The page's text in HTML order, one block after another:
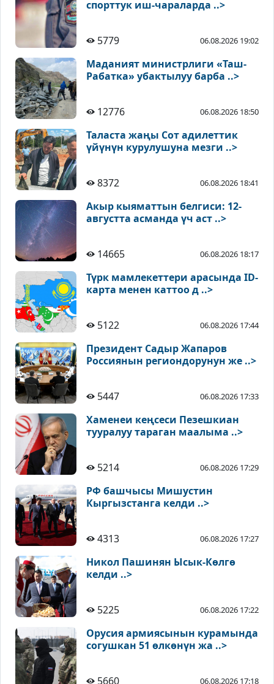
спорттук иш-чараларда ..>
5779 06.08.2026 19:02
Маданият министрлиги «Таш-
Рабатка» убактылуу барба ..>
12776 06.08.2026 18:50
Таласта жаңы Сот адилеттик
үйүнүн курулушуна мезги ..>
8372 06.08.2026 18:41
Акыр кыяматтын белгиси: 12-
августта асманда үч аст ..>
14665 06.08.2026 18:17
Түрк мамлекеттери арасында ID-
карта менен каттоо д ..>
5122 06.08.2026 17:44
Президент Садыр Жапаров
Россиянын региондорунун же ..>
5447 06.08.2026 17:33
Хаменеи кеңсеси Пезешкиан
тууралуу тараган маалыма ..>
5214 06.08.2026 17:29
РФ башчысы Мишустин
Кыргызстанга келди ..>
4313 06.08.2026 17:27
Никол Пашинян Ысык-Көлгө
келди ..>
5225 06.08.2026 17:22
Орусия армиясынын курамында
согушкан 51 өлкөнүн жа ..>
5660 06.08.2026 17:18